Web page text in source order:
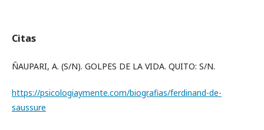
Citas
ÑAUPARI, A. (S/N). GOLPES DE LA VIDA. QUITO: S/N.
https://psicologiaymente.com/biografias/ferdinand-de-
saussure